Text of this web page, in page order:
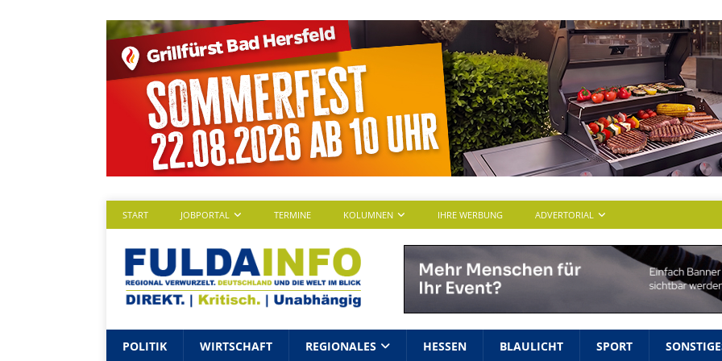
START JOBPORTAL TERMINE KOLUMNEN IHRE WERBUNG ADVERTORIAL
POLITIK WIRTSCHAFT REGIONALES HESSEN BLAULICHT SPORT